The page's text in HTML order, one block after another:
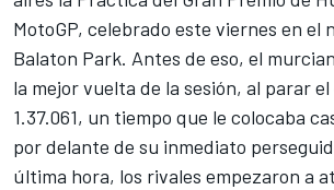
MotoGP, celebrado este viernes en el
Balaton Park. Antes de eso, el
la mejor vuelta de la sesión, al parar
1.37.061, un tiempo que le colocaba
por delante de su inmediato
última hora, los rivales empezaron a